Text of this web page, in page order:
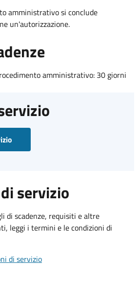
amministrativo si conclude
un'autorizzazione.
amministrativo: 30 giorni
servizio
di scadenze, requisiti e altre
leggi i termini e le condizioni di
di servizio